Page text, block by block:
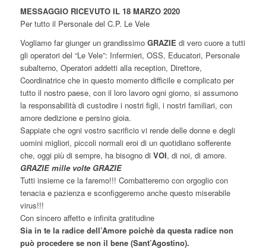
MESSAGGIO RICEVUTO IL 18 MARZO 2020
Per tutto il Personale del C.P. Le Vele
Vogliamo far giunger un grandissimo GRAZIE di vero cuore a tutti
gli operatori del “Le Vele”: Infermieri, OSS, Educatori, Personale
subalterno, Operatori addetti alla reception, Direttore,
Coordinatrice che in questo momento difficile e complicato per
tutto il nostro paese, con il loro lavoro ogni giorno, si assumono
la responsabilità di custodire i nostri figli, i nostri familiari, con
amore dedizione e persino gioia.
Sappiate che ogni vostro sacrificio vi rende delle donne e degli
uomini migliori, piccoli normali eroi di un quotidiano sofferente
che, oggi più di sempre, ha bisogno di VOI, di noi, di amore.
GRAZIE mille volte GRAZIE
Tutti insieme ce la faremo!!! Combatteremo con orgoglio con
tenacia e pazienza e sconfiggeremo anche questo miserabile
virus!!!
Con sincero affetto e infinita gratitudine
Sia in te la radice dell’Amore poichè da questa radice non
può procedere se non il bene (Sant’Agostino).